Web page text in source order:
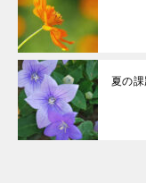
夏の